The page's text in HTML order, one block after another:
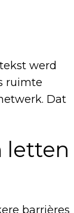
werd
ruimte
Dat
letten
barrières